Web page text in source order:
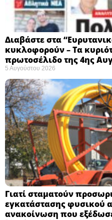
Διαβάστε στα
κυκλοφορούν – Τα
πρωτοσέλιδο της 4ης
5 Αυγούστου 2026
Γιατί σταματούν
εγκατάστασης φυσικού
ανακοίνωση που